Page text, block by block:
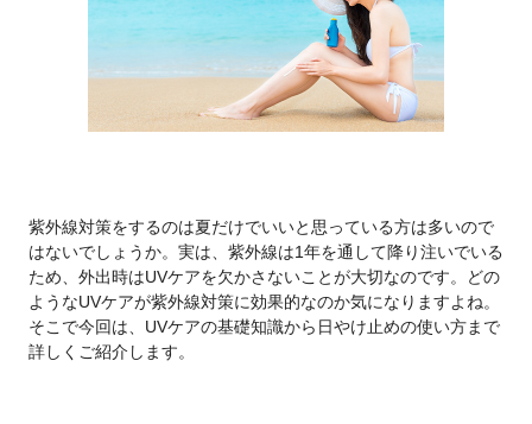
紫外線対策をするのは夏だけでいいと思っている方は多いので
はないでしょうか。実は、紫外線は1年を通して降り注いでいる
ため、外出時はUVケアを欠かさないことが大切なのです。どの
ようなUVケアが紫外線対策に効果的なのか気になりますよね。
そこで今回は、UVケアの基礎知識から日やけ止めの使い方まで
詳しくご紹介します。